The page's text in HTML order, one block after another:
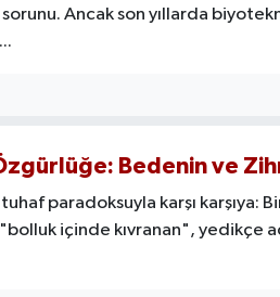
Ancak son yıllarda
Bedenin ve
paradoksuyla karşı karşıya:
içinde kıvranan", yedikçe